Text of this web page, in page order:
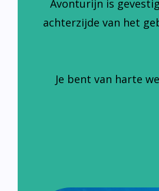
achterzijde van het